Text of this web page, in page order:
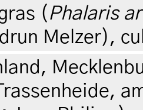
( Phalaris
Melzer),